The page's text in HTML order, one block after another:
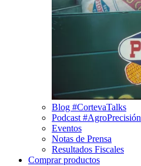
Blog #CortevaTalks
Podcast #AgroPrecisión
Eventos
Notas de Prensa
Resultados Fiscales
Comprar productos